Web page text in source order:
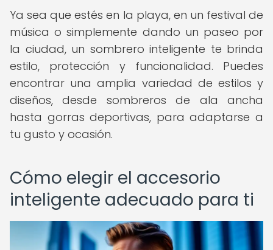
Ya sea que estés en la playa, en un festival de
música o simplemente dando un paseo por
la ciudad, un sombrero inteligente te brinda
estilo, protección y funcionalidad. Puedes
encontrar una amplia variedad de estilos y
diseños, desde sombreros de ala ancha
hasta gorras deportivas, para adaptarse a
tu gusto y ocasión.
Cómo elegir el accesorio
inteligente adecuado para ti